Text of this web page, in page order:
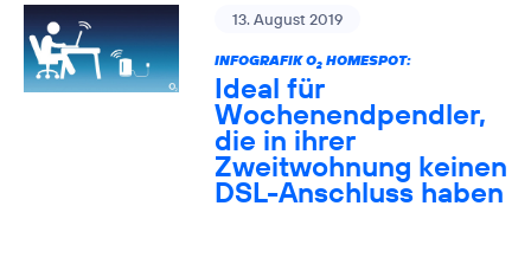
13. August 2019
INFOGRAFIK O2HOMESPOT:
Ideal für
Wochenendpendler,
die in ihrer
Zweitwohnung keinen
DSL-Anschluss haben